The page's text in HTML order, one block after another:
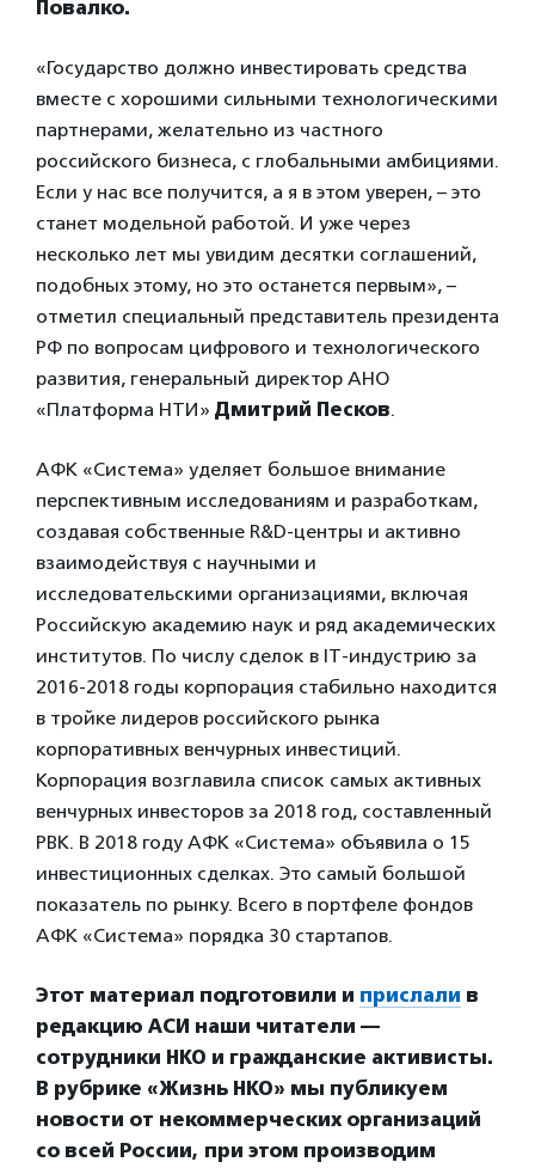
Повалко.
«Государство должно инвестировать средства
вместе с хорошими сильными технологическими
партнерами, желательно из частного
российского бизнеса, с глобальными амбициями.
Если у нас все получится, а я в этом уверен, – это
станет модельной работой. И уже через
несколько лет мы увидим десятки соглашений,
подобных этому, но это останется первым», –
отметил специальный представитель президента
РФ по вопросам цифрового и технологического
развития, генеральный директор АНО
«Платформа НТИ» Дмитрий Песков.
АФК «Система» уделяет большое внимание
перспективным исследованиям и разработкам,
создавая собственные R&D-центры и активно
взаимодействуя с научными и
исследовательскими организациями, включая
Российскую академию наук и ряд академических
институтов. По числу сделок в IT-индустрию за
2016-2018 годы корпорация стабильно находится
в тройке лидеров российского рынка
корпоративных венчурных инвестиций.
Корпорация возглавила список самых активных
венчурных инвесторов за 2018 год, составленный
РВК. В 2018 году АФК «Система» объявила о 15
инвестиционных сделках. Это самый большой
показатель по рынку. Всего в портфеле фондов
АФК «Система» порядка 30 стартапов.
Этот материал подготовили и прислали в
редакцию АСИ наши читатели —
сотрудники НКО и гражданские активисты.
В рубрике «Жизнь НКО» мы публикуем
новости от некоммерческих организаций
со всей России, при этом производим